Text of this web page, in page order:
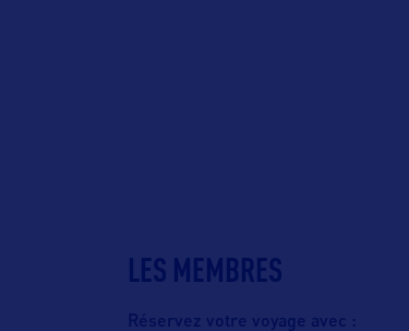
LES MEMBRES
Réservez votre voyage avec :